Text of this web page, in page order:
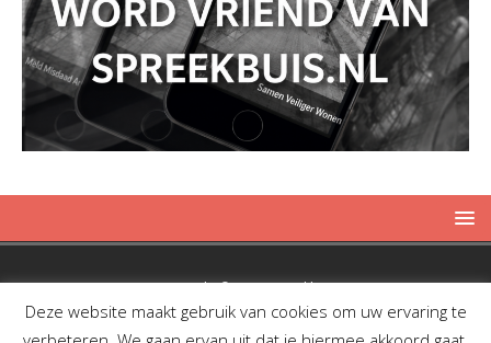
Copyright © 2019 Spreekbuis
Deze website maakt gebruik van cookies om uw ervaring te